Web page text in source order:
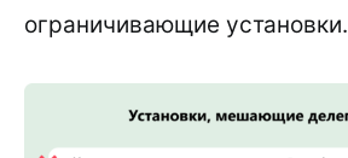
ограничивающие установки.